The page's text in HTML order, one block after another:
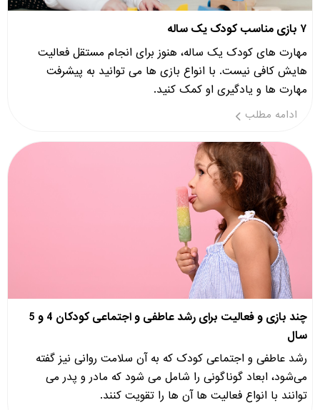
۷ بازی مناسب کودک یک ساله
مهارت های کودک یک ساله، هنوز برای انجام مستقل فعالیت
هایش کافی نیست. با انواع بازی ها می توانید به پیشرفت
مهارت ها و یادگیری او کمک کنید.
ادامه مطلب
چند بازی و فعالیت برای رشد عاطفی و اجتماعی کودکان 4 و 5
سال
رشد عاطفی و اجتماعی کودک که به آن سلامت روانی نیز گفته
می‌شود، ابعاد گوناگونی را شامل می شود که مادر و پدر می
توانند با انواع فعالیت ها آن ها را تقویت کنند.